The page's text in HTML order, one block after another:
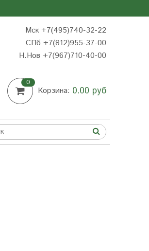
Мск +7(495)740-32-22
СПб +7(812)955-37-00
Н.Нов +7(967)710-40-00
0
Корзина: 0.00 руб